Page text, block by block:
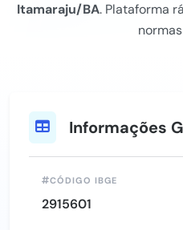
Itamaraju/BA. Plataforma
Informações
CÓDIGO IBGE
2915601